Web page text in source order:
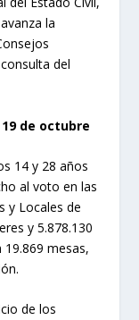
la
del
de octubre
14 y 28 años
al voto en las
y Locales de
y 5.878.130
mesas,
de los